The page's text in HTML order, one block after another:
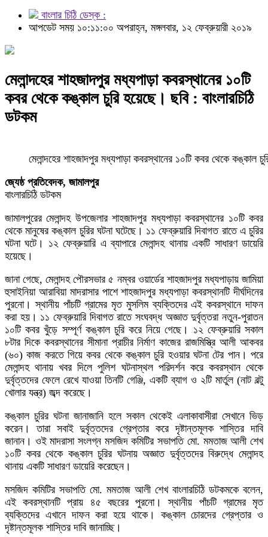
বাংলার চিঠি ডেস্ক :
আপডেট সময় ১০:১১:০০ অপরাহ্ন, মঙ্গলবার, ১২ ফেব্রুয়ারী ২০১৯
মেলান্দহের শাহজাদপুর মধ্যপাড়া কবরস্থানের ১০টি
কবর থেকে কঙ্কাল চুরি হয়েছে। ছবি : বাংলারচিঠি
ডটকম
মেলান্দহের শাহজাদপুর মধ্যপাড়া কবরস্থানের ১০টি কবর থেকে কঙ্কাল
জ্যেষ্ঠ প্রতিবেদক, জামালপুর
বাংলারচিঠি ডটকম
জামালপুরের মেলান্দহ উপজেলার শাহজাদপুর মধ্যপাড়া কবরস্থানের ১০টি কবর
থেকে মানুষের কঙ্কাল চুরির ঘটনা ঘটেছে। ১১ ফেব্রুয়ারি দিবাগত রাতে এ চুরির
ঘটনা ঘটে। ১২ ফেব্রুয়ারি এ ব্যাপারে মেলান্দহ থানায় একটি সাধারণ ডায়েরি
হয়েছে।
জানা গেছে, মেলান্দহ পৌরসভার ৫ নম্বর ওয়ার্ডের শাহজাদপুর মধ্যপাড়ায় জামিয়া
হুসাইনিয়া আরাবিয়া মাদরাসার পাশে শাহজাদপুর মধ্যপাড়া কবরস্থানটি দীর্ঘদিনের
পুরনো। স্থানীয় পাঁচটি গ্রামের মৃত মুসলিম ব্যক্তিদের এই কবরস্থানে দাফন
করা হয়। ১১ ফেব্রুয়ারি দিবাগত রাতে সংঘবদ্ধ অজ্ঞাত দুর্বৃত্তরা নতুন-পুরাতন
১০টি কবর খুঁড়ে সম্পূর্ণ কঙ্কাল চুরি করে নিয়ে গেছে। ১২ ফেব্রুয়ারি সকাল
৮টার দিকে কবরস্থানের সীমানা প্রাচীর নির্মাণ কাজের রাজমিস্ত্রি আলী আকবর
(৬০) কাজ করতে গিয়ে কবর থেকে কঙ্কাল চুরি হওয়ার ঘটনা টের পান। পরে
মেলান্দহ থানায় খবর দিলে পুলিশ ঘটনাস্থল পরিদর্শন করে কবরস্থান থেকে
দুর্বৃত্তদের ফেলে রেখে যাওয়া তিনটি গেঞ্জি, একটি ব্যাগ ও ২টি মার্তুল (নাট বল্টু
খোলার যন্ত্র) জব্দ করেছে।
কঙ্কাল চুরির ঘটনা জানাজানি হলে সকাল থেকেই এলাকাবাসীরা সেখানে ভিড়
করেন। তারা সবাই দুর্বৃত্তদের গ্রেপ্তার করে দৃষ্টান্তমূলক শাস্তির দাবি
জানান। ওই মাদরাসা সংলগ্ন মসজিদ কমিটির সভাপতি মো. মমতাজ আলী শেখ
১০টি কবর থেকে কঙ্কাল চুরির ঘটনায় অজ্ঞাত দুর্বৃত্তদের বিরুদ্ধে মেলান্দহ
থানায় একটি সাধারণ ডায়েরি করেছেন।
মসজিদ কমিটির সভাপতি মো. মমতাজ আলী শেখ বাংলারচিঠি ডটকমকে বলেন,
এই কবরস্থানটি প্রায় ৪৫ বছরের পুরনো। স্থানীয় পাঁচটি গ্রামের মৃত
ব্যক্তিদের এখানে দাফন করা হয়ে থাকে। কঙ্কাল চোরদের গ্রেপ্তার ও
দৃষ্টান্তমূলক শাস্তির দাবি জানাচ্ছি।